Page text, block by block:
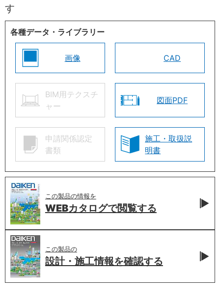
す
各種データ・ライブラリー
画像 CAD
BIM用テクスチ
ャー
図面PDF
申請関係認定
書類
施工・取扱説
明書
この製品の情報を
WEBカタログで閲覧する
この製品の
設計・施工情報を確認する